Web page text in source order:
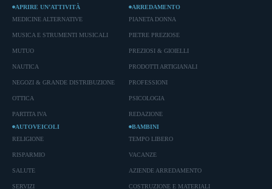
APRIRE UN’ATTIVITÀ
MEDICINE ALTERNATIVE
MUSICA E STRUMENTI MUSICALI
MUTUO
NAUTICA
NEGOZI & GRANDE DISTRIBUZIONE
OTTICA
PARTITA IVA
ARREDAMENTO
PIANETA DONNA
PIETRE PREZIOSE
PREZIOSI & GIOIELLI
PRODOTTI ARTIGIANALI
PROFESSIONI
PSICOLOGIA
REDAZIONE
AUTOVEICOLI
RELIGIONE
RISPARMIO
SALUTE
SERVIZI
BAMBINI
TEMPO LIBERO
VACANZE
AZIENDE ARREDAMENTO
COSTRUZIONE E MATERIALI